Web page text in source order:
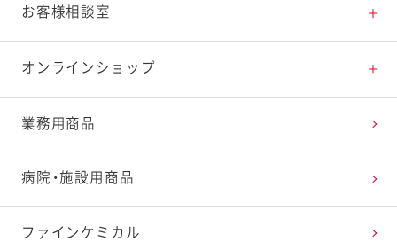
料理の基本
特集レシピ
レシピランキング
レシピ動画
今日のレシピギャラリー
新商品・リニューアル品一覧
販売終了商品一覧
体験・エンタメトップ
マヨテラス（見学施設）
オープンキッチン（工場見学）
深谷テラス ヤサイな仲間たちファーム
おたのしみコンテンツ
お客様相談室
お客様相談室トップ
よくお寄せいただくご質問
お客様の声を活かしました
オンラインショップ
Qummy
キユーピーウエルネス
業務用商品
病院・施設用商品
ファインケミカル